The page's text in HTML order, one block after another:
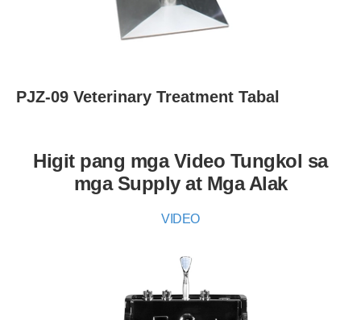
PJZ-09 Veterinary Treatment Tabal
Higit pang mga Video Tungkol sa
mga Supply at Mga Alak
VIDEO